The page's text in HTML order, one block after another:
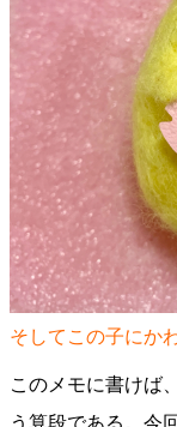
そしてこの子にか
このメモに書けば
う算段である。今